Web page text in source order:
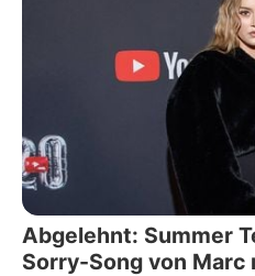
Abgelehnt: Summer
Sorry-Song von Marc